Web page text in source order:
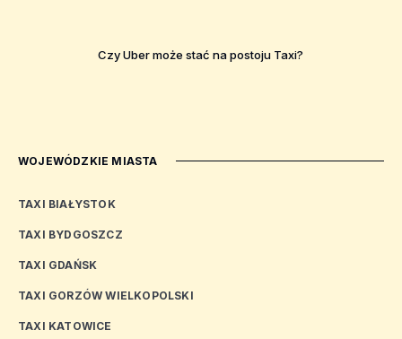
Czy Uber może stać na postoju Taxi?
WOJEWÓDZKIE MIASTA
TAXI BIAŁYSTOK
TAXI BYDGOSZCZ
TAXI GDAŃSK
TAXI GORZÓW WIELKOPOLSKI
TAXI KATOWICE